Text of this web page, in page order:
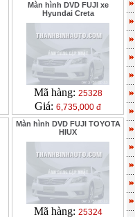
Màn hình DVD FUJI xe
Hyundai Creta
Mã hàng: 25328
Giá: 6,735,000 đ
Màn hình DVD FUJI TOYOTA
HIUX
Mã hàng: 25324